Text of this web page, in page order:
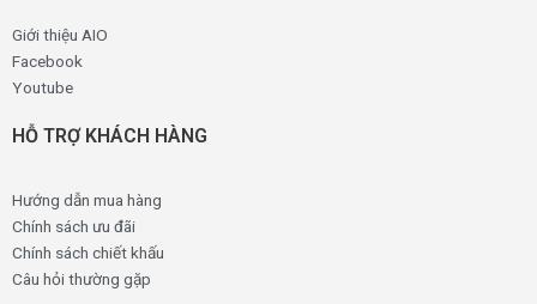
Giới thiệu AIO
Facebook
Youtube
HỖ TRỢ KHÁCH HÀNG
Hướng dẫn mua hàng
Chính sách ưu đãi
Chính sách chiết khấu
Câu hỏi thường gặp